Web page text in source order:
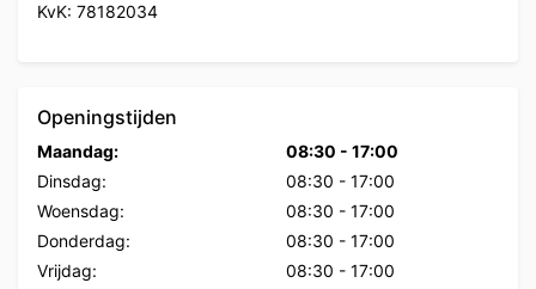
KvK: 78182034
Openingstijden
Maandag: 08:30 - 17:00
Dinsdag:
08:30 - 17:00
Woensdag:
08:30 - 17:00
Donderdag:
08:30 - 17:00
Vrijdag:
08:30 - 17:00